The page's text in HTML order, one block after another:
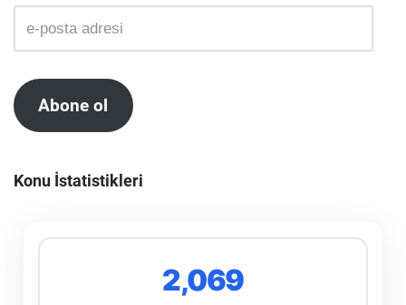
Abone ol
Konu İstatistikleri
2,069